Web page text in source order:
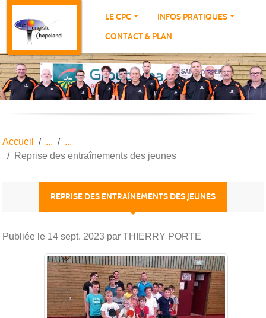
LE CPC
INFOS PRATIQUES
CONTACT & PLAN
Accueil
Reprise des entraînements des jeunes
REPRISE DES ENTRAÎNEMENTS DES JEUNES
Publiée le 14 sept. 2023 par THIERRY PORTE
Panneau de gestion des cookies